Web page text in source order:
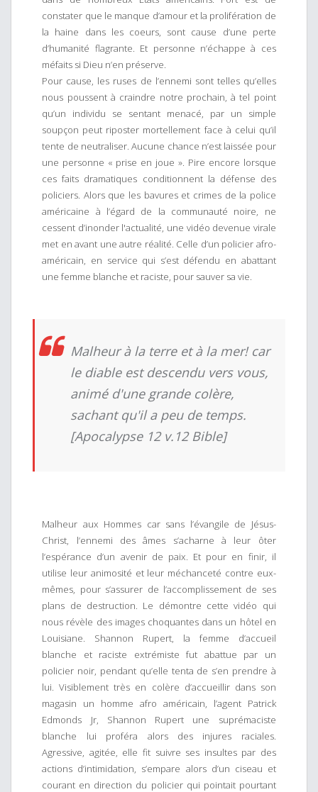
constater que le manque d’amour et la prolifération de
la haine dans les coeurs, sont cause d’une perte
d’humanité flagrante. Et personne n’échappe à ces
méfaits si Dieu n’en préserve.
Pour cause, les ruses de l’ennemi sont telles qu’elles
nous poussent à craindre notre prochain, à tel point
qu’un individu se sentant menacé, par un simple
soupçon peut riposter mortellement face à celui qu’il
tente de neutraliser. Aucune chance n’est laissée pour
une personne « prise en joue ». Pire encore lorsque
ces faits dramatiques conditionnent la défense des
policiers. Alors que les bavures et crimes de la police
américaine à l’égard de la communauté noire, ne
cessent d’inonder l'actualité, une vidéo devenue virale
met en avant une autre réalité. Celle d’un policier afro-
américain, en service qui s’est défendu en abattant
une femme blanche et raciste, pour sauver sa vie.
Malheur à la terre et à la mer! car
le diable est descendu vers vous,
animé d'une grande colère,
sachant qu'il a peu de temps.
[Apocalypse 12 v.12 Bible]
Malheur aux Hommes car sans l’évangile de Jésus-
Christ, l’ennemi des âmes s’acharne à leur ôter
l’espérance d’un avenir de paix. Et pour en finir, il
utilise leur animosité et leur méchanceté contre eux-
mêmes, pour s’assurer de l’accomplissement de ses
plans de destruction. Le démontre cette vidéo qui
nous révèle des images choquantes dans un hôtel en
Louisiane. Shannon Rupert, la femme d’accueil
blanche et raciste extrémiste fut abattue par un
policier noir, pendant qu’elle tenta de s’en prendre à
lui. Visiblement très en colère d’accueillir dans son
magasin un homme afro américain, l’agent Patrick
Edmonds Jr, Shannon Rupert une suprémaciste
blanche lui proféra alors des injures raciales.
Agressive, agitée, elle fit suivre ses insultes par des
actions d’intimidation, s’empare alors d’un ciseau et
courant en direction du policier qui pointait pourtant